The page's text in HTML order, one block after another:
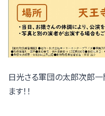
日光さる軍団の太郎次郎一
ます！！